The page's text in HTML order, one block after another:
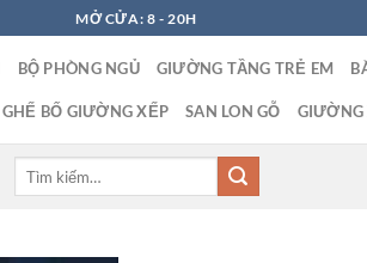
MỞ CỬA: 8 - 20H
BỘ PHÒNG NGỦ GIƯỜNG TẦNG TRẺ EM
GHẾ BỐ GIƯỜNG XẾP SAN LON GỖ GIƯỜNG